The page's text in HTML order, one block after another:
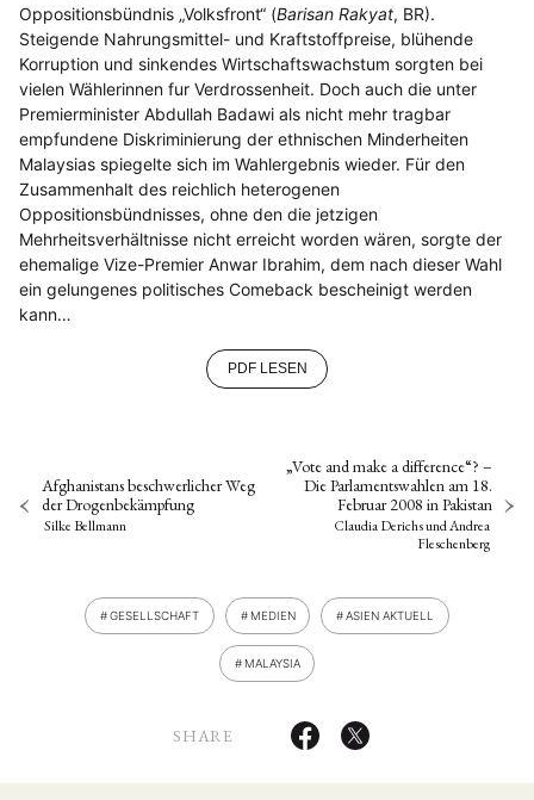
Oppositionsbündnis „Volksfront“ (Barisan Rakyat, BR).
Steigende Nahrungsmittel- und Kraftstoffpreise, blühende
Korruption und sinkendes Wirtschaftswachstum sorgten bei
vielen Wählerinnen fur Verdrossenheit. Doch auch die unter
Premierminister Abdullah Badawi als nicht mehr tragbar
empfundene Diskriminierung der ethnischen Minderheiten
Malaysias spiegelte sich im Wahlergebnis wieder. Für den
Zusammenhalt des reichlich heterogenen
Oppositionsbündnisses, ohne den die jetzigen
Mehrheitsverhältnisse nicht erreicht worden wären, sorgte der
ehemalige Vize-Premier Anwar Ibrahim, dem nach dieser Wahl
ein gelungenes politisches Comeback bescheinigt werden
kann…
PDF LESEN
Afghanistans beschwerlicher Weg
der Drogenbekämpfung
Silke Bellmann
„Vote and make a difference“? –
Die Parlamentswahlen am 18.
Februar 2008 in Pakistan
Claudia DerichsundAndrea
Fleschenberg
GESELLSCHAFT MEDIEN ASIEN AKTUELL
MALAYSIA
SHARE